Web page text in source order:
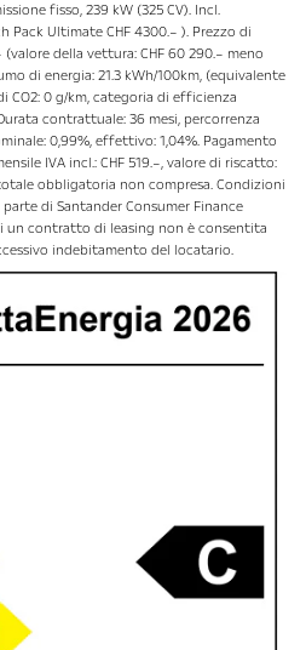
fisso, 239 kW (325 CV). Incl.
Ultimate CHF 4300.– ). Prezzo di
della vettura: CHF 60 290.– meno
di energia: 21.3 kWh/100km, (equivalente
CO2: 0 g/km, categoria di efficienza
contrattuale: 36 mesi, percorrenza
0,99%, effettivo: 1,04%. Pagamento
IVA incl.: CHF 519.–, valore di riscatto:
obbligatoria non compresa. Condizioni
di Santander Consumer Finance
un contratto di leasing non è consentita
indebitamento del locatario.